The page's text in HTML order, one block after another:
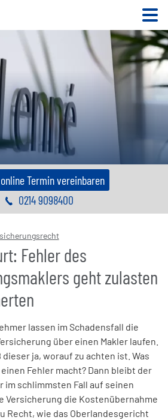
Termin vereinbaren
0214 9098400
Fehler des
geht zulasten
lassen im Schadensfall die
über einen Makler laufen.
ja, worauf zu achten ist. Was
Fehler macht? Dann bleibt der
im schlimmsten Fall auf seinen
Versicherung die Kostenübernahme
Recht, wie das Oberlandesgericht